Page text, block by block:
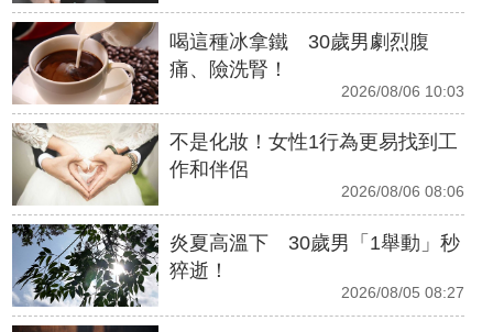
喝這種冰拿鐵 30歲男劇烈腹
痛、險洗腎！
2026/08/06 10:03
不是化妝！女性1行為更易找到工
作和伴侶
2026/08/06 08:06
炎夏高溫下 30歲男「1舉動」秒
猝逝！
2026/08/05 08:27